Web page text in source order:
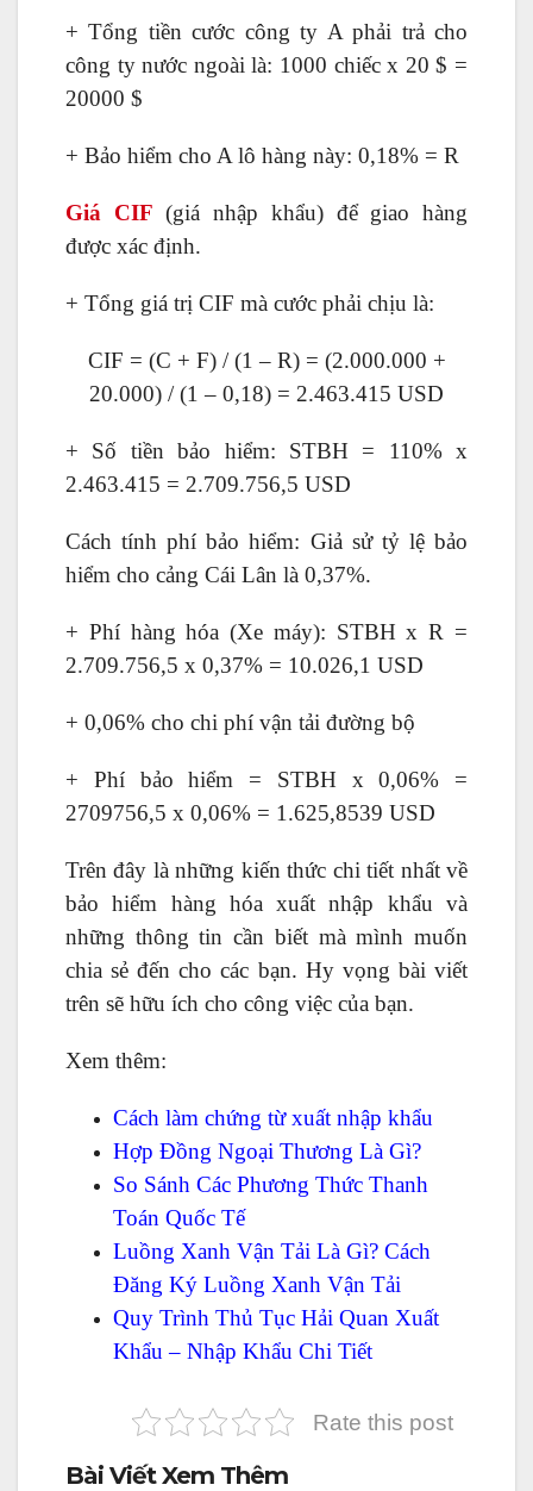
+ Tổng tiền cước công ty A phải trả cho
công ty nước ngoài là: 1000 chiếc x 20 $ =
20000 $
+ Bảo hiểm cho A lô hàng này: 0,18% = R
Giá CIF (giá nhập khẩu) để giao hàng
được xác định.
+ Tổng giá trị CIF mà cước phải chịu là:
CIF = (C + F) / (1 – R) = (2.000.000 +
20.000) / (1 – 0,18) = 2.463.415 USD
+ Số tiền bảo hiểm: STBH = 110% x
2.463.415 = 2.709.756,5 USD
Cách tính phí bảo hiểm: Giả sử tỷ lệ bảo
hiểm cho cảng Cái Lân là 0,37%.
+ Phí hàng hóa (Xe máy): STBH x R =
2.709.756,5 x 0,37% = 10.026,1 USD
+ 0,06% cho chi phí vận tải đường bộ
+ Phí bảo hiểm = STBH x 0,06% =
2709756,5 x 0,06% = 1.625,8539 USD
Trên đây là những kiến thức chi tiết nhất về
bảo hiểm hàng hóa xuất nhập khẩu và
những thông tin cần biết mà mình muốn
chia sẻ đến cho các bạn. Hy vọng bài viết
trên sẽ hữu ích cho công việc của bạn.
Xem thêm:
Cách làm chứng từ xuất nhập khẩu
Hợp Đồng Ngoại Thương Là Gì?
So Sánh Các Phương Thức Thanh
Toán Quốc Tế
Luồng Xanh Vận Tải Là Gì? Cách
Đăng Ký Luồng Xanh Vận Tải
Quy Trình Thủ Tục Hải Quan Xuất
Khẩu – Nhập Khẩu Chi Tiết
Rate this post
Bài Viết Xem Thêm